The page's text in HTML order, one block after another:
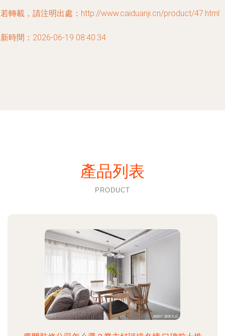
轉載，請注明出處：http://www.caiduanji.cn/product/47.html
時間：2026-06-19 08:40:34
產品列表
PRODUCT